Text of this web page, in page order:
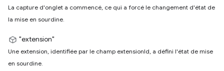
La capture d'onglet a commencé, ce qui a forcé le changement d'état de
la mise en sourdine.
"extension"
Une extension, identifiée par le champ extensionId, a défini l'état de mise
en sourdine.